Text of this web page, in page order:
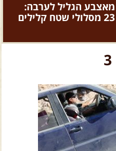
מאצבע הגליל לערבה:
23 מסלולי שטח קלילים